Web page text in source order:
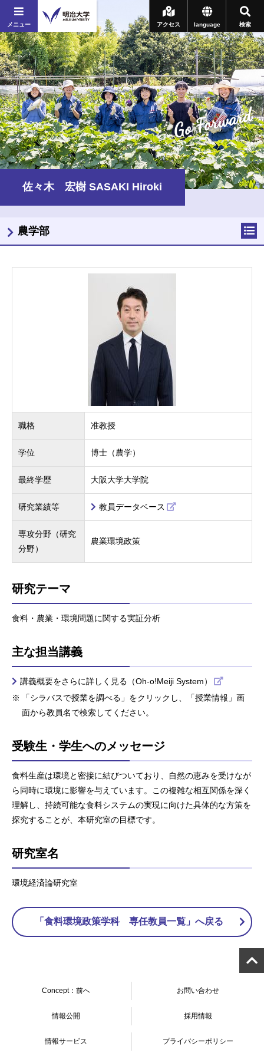
メニュー 検索
language
アクセス
Go Forward
佐々木 宏樹 SASAKI Hiroki
職格 准教授
学位 博士（農学）
最終学歴 大阪大学大学院
研究業績等 教員データベース
専攻分野（研究
分野）
農業環境政策
研究テーマ
食料・農業・環境問題に関する実証分析
主な担当講義
講義概要をさらに詳しく見る（Oh-o!Meiji System）
「シラバスで授業を調べる」をクリックし、「授業情報」画
面から教員名で検索してください。
受験生・学生へのメッセージ
食料生産は環境と密接に結びついており、自然の恵みを受けなが
ら同時に環境に影響を与えています。この複雑な相互関係を深く
理解し、持続可能な食料システムの実現に向けた具体的な方策を
探究することが、本研究室の目標です。
研究室名
環境経済論研究室
「食料環境政策学科 専任教員一覧」へ戻る
農学部
Concept：前へ お問い合わせ
情報公開 採用情報
情報サービス プライバシーポリシー